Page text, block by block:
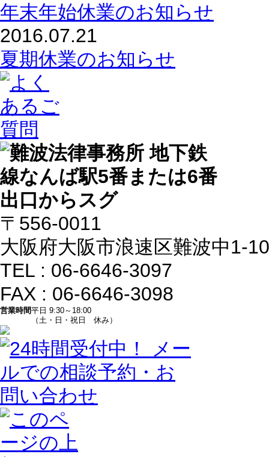
年末年始休業のお知らせ
2016.07.21
夏期休業のお知らせ
〒556-0011
大阪府大阪市浪速区難波中1-
TEL : 06-6646-3097
FAX : 06-6646-3098
営業時間平日 9:30～18:00
（土・日・祝日 休み）